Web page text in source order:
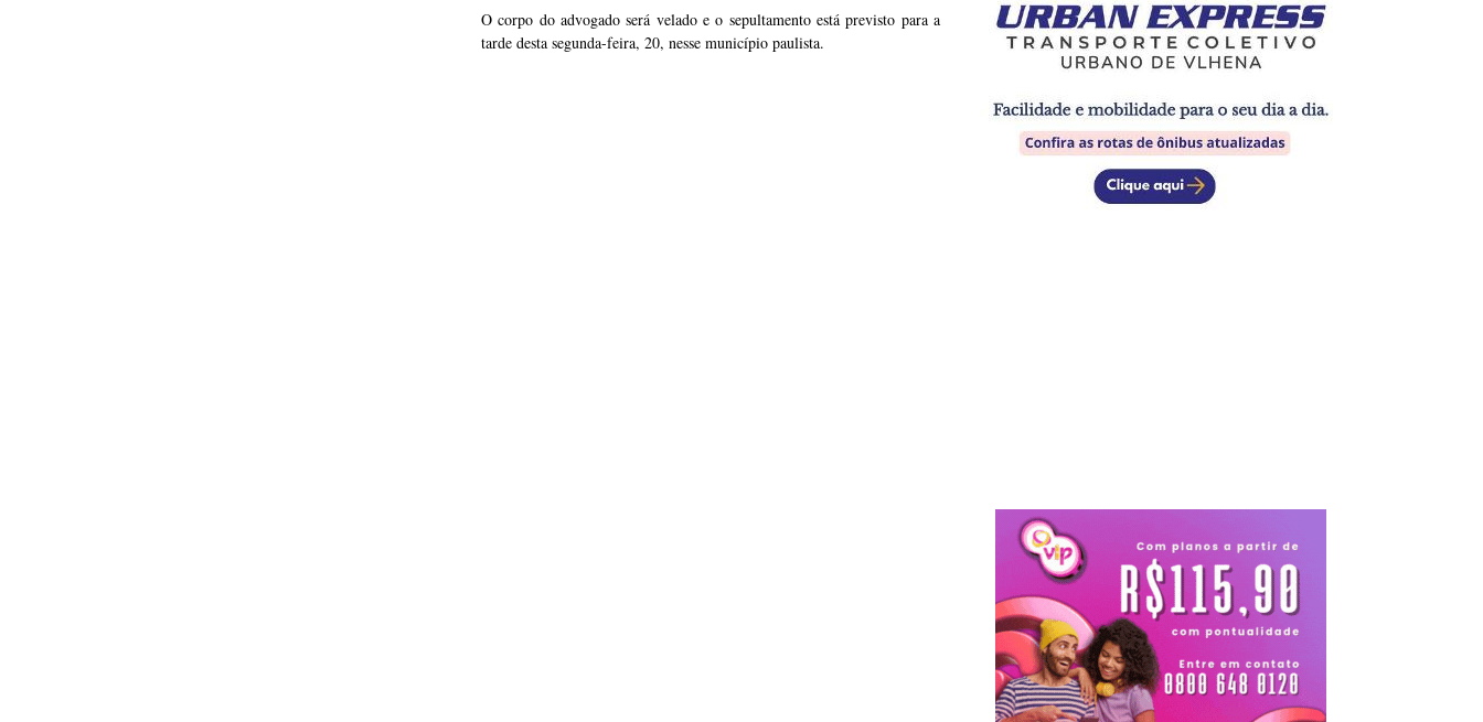
O corpo do advogado será velado e o sepultamento está previsto para a
tarde desta segunda-feira, 20, nesse município paulista.